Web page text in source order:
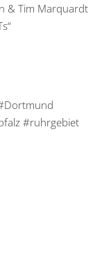
& Tim Marquardt
#ruhrgebiet